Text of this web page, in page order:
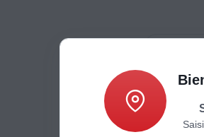
Caractéristiques